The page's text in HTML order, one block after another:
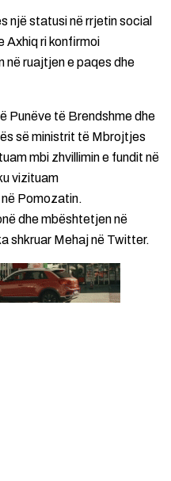
një statusi në rrjetin social
Axhiq ri konfirmoi
në ruajtjen e paqes dhe
Punëve të Brendshme dhe
së ministrit të Mbrojtjes
mbi zhvillimin e fundit në
vizituam
Pomozatin.
dhe mbështetjen në
shkruar Mehaj në Twitter.